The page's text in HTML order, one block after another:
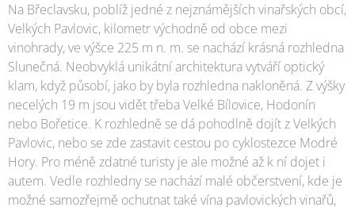
Na Břeclavsku, poblíž jedné z nejznámějších vinařských obcí,
Velkých Pavlovic, kilometr východně od obce mezi
vinohrady, ve výšce 225 m n. m. se nachází krásná rozhledna
Slunečná. Neobvyklá unikátní architektura vytváří optický
klam, když působí, jako by byla rozhledna nakloněná. Z výšky
necelých 19 m jsou vidět třeba Velké Bílovice, Hodonín
nebo Bořetice. K rozhledně se dá pohodlně dojít z Velkých
Pavlovic, nebo se zde zastavit cestou po cyklostezce Modré
Hory. Pro méně zdatné turisty je ale možné až k ní dojet i
autem. Vedle rozhledny se nachází malé občerstvení, kde je
možné samozřejmě ochutnat také vína pavlovických vinařů,